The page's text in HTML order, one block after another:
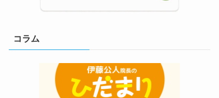
コラム